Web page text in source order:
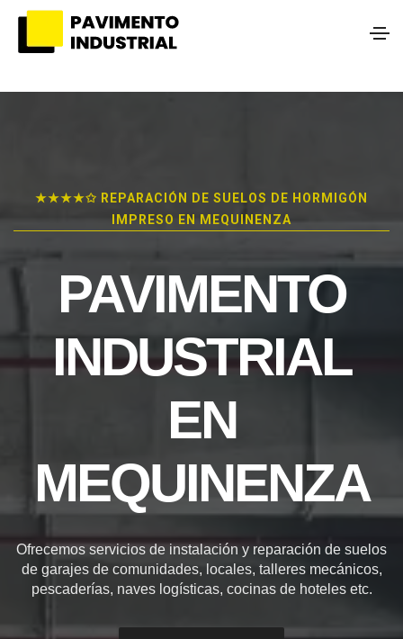
★★★★✩ REPARACIÓN DE SUELOS DE HORMIGÓN
IMPRESO EN MEQUINENZA
PAVIMENTO
INDUSTRIAL
EN
MEQUINENZA
Ofrecemos servicios de instalación y reparación de suelos
de garajes de comunidades, locales, talleres mecánicos,
pescaderías, naves logísticas, cocinas de hoteles etc.